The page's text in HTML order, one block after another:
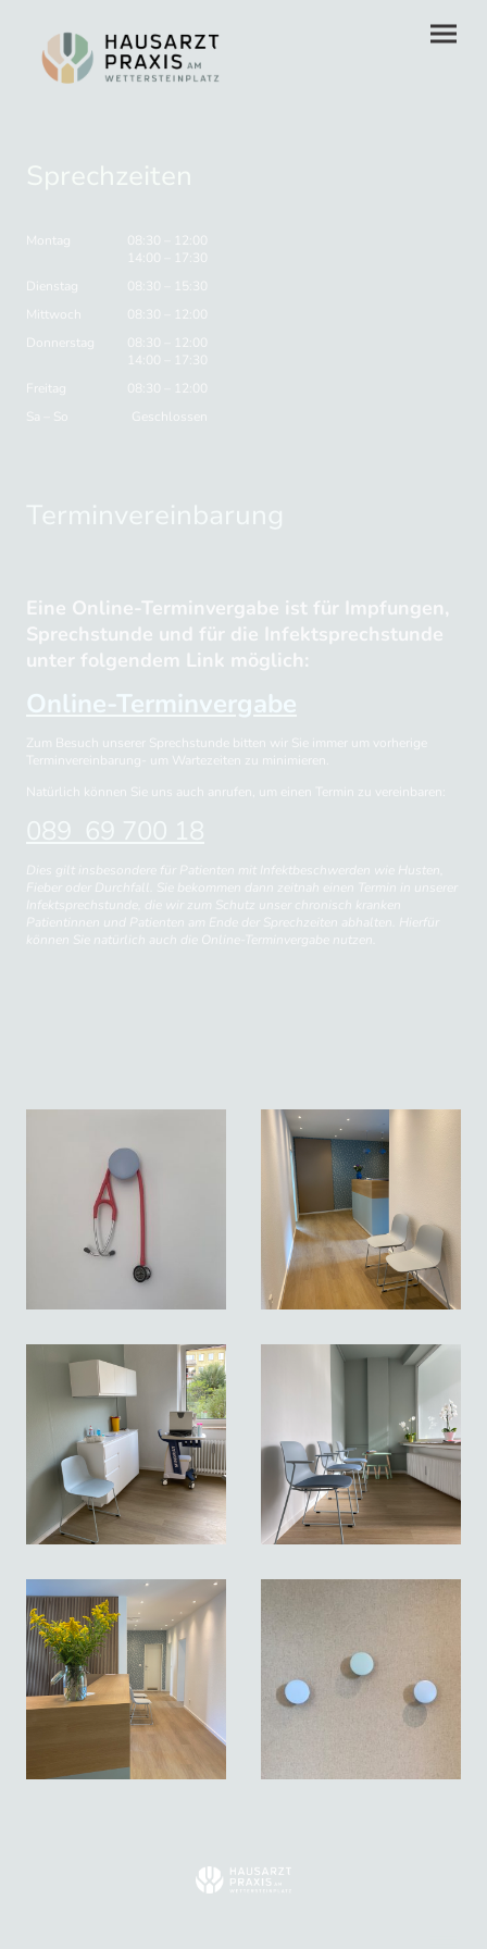
Montag 08:30
12:00
14:00
17:30
Dienstag
08:30
15:30
Mittwoch
08:30
12:00
Donnerstag
08:30
12:00
14:00
17:30
Freitag
08:30
12:00
So Geschlossen
Eine Online-Terminvergabe ist für Impfungen,
Sprechstunde und für die Infektsprechstunde
unter folgendem Link möglich:
Online-Terminvergabe
Zum Besuch unserer Sprechstunde bitten wir Sie immer um vorherige
Terminvereinbarung- um Wartezeiten zu minimieren.
Natürlich können Sie uns auch anrufen, um einen Termin zu vereinbaren:
Dies gilt insbesondere für Patienten mit Infektbeschwerden wie Husten,
Fieber oder Durchfall. Sie bekommen dann zeitnah einen Termin in unserer
Infektsprechstunde, die wir zum Schutz unser chronisch kranken
Patientinnen und Patienten am Ende der Sprechzeiten abhalten. Hierfür
können Sie natürlich auch die Online-Terminvergabe nutzen.